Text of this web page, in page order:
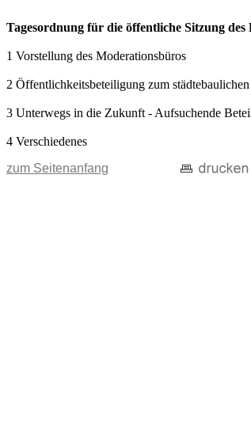
Tagesordnung für die öffentliche Sitzung
1 Vorstellung des Moderationsbüros
2 Öffentlichkeitsbeteiligung zum
3 Unterwegs in die Zukunft - Aufsuchende
4 Verschiedenes
zum Seitenanfang